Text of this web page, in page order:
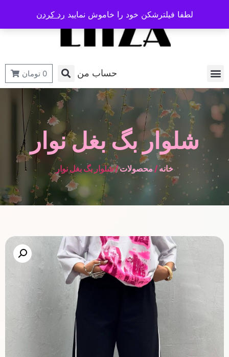
حساب من 0 تومان
شلوار بگ بغل نوار
خانه /محصولات/ شلوار بگ بغل نوار
لطفا فیلترشکن خود را خاموش نمایید رد کردن